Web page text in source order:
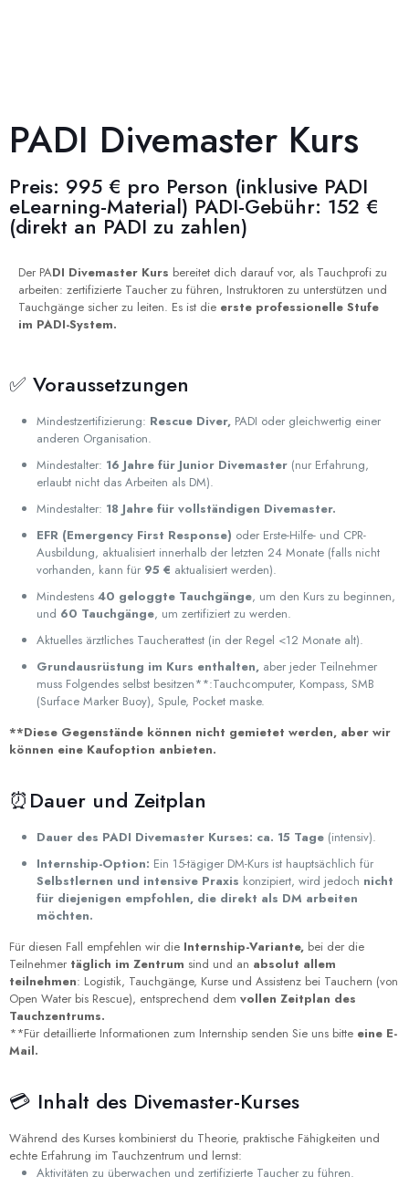
PADI Divemaster Kurs
Preis: 995 € pro Person (inklusive PADI
eLearning-Material) PADI-Gebühr: 152 €
(direkt an PADI zu zahlen)
Der PADI Divemaster Kurs bereitet dich darauf vor, als Tauchprofi zu
arbeiten: zertifizierte Taucher zu führen, Instruktoren zu unterstützen und
Tauchgänge sicher zu leiten. Es ist die erste professionelle Stufe
im PADI-System.
✅ Voraussetzungen
Mindestzertifizierung: Rescue Diver, PADI oder gleichwertig einer
anderen Organisation.
Mindestalter: 16 Jahre für Junior Divemaster (nur Erfahrung,
erlaubt nicht das Arbeiten als DM).
Mindestalter: 18 Jahre für vollständigen Divemaster.
EFR (Emergency First Response) oder Erste-Hilfe- und CPR-
Ausbildung, aktualisiert innerhalb der letzten 24 Monate (falls nicht
vorhanden, kann für 95 € aktualisiert werden).
Mindestens 40 geloggte Tauchgänge, um den Kurs zu beginnen,
und 60 Tauchgänge, um zertifiziert zu werden.
Aktuelles ärztliches Taucherattest (in der Regel <12 Monate alt).
Grundausrüstung im Kurs enthalten, aber jeder Teilnehmer
muss Folgendes selbst besitzen**:Tauchcomputer, Kompass, SMB
(Surface Marker Buoy), Spule, Pocket maske.
**Diese Gegenstände können nicht gemietet werden, aber wir
können eine Kaufoption anbieten.
⏰Dauer und Zeitplan
Dauer des PADI Divemaster Kurses: ca. 15 Tage (intensiv).
Internship-Option: Ein 15-tägiger DM-Kurs ist hauptsächlich für
Selbstlernen und intensive Praxis konzipiert, wird jedoch nicht
für diejenigen empfohlen, die direkt als DM arbeiten
möchten.
Für diesen Fall empfehlen wir die Internship-Variante, bei der die
Teilnehmer täglich im Zentrum sind und an absolut allem
teilnehmen: Logistik, Tauchgänge, Kurse und Assistenz bei Tauchern (von
Open Water bis Rescue), entsprechend dem vollen Zeitplan des
Tauchzentrums.
**Für detaillierte Informationen zum Internship senden Sie uns bitte eine E-
Mail.
💳 Inhalt des Divemaster-Kurses
Während des Kurses kombinierst du Theorie, praktische Fähigkeiten und
echte Erfahrung im Tauchzentrum und lernst:
Aktivitäten zu überwachen und zertifizierte Taucher zu führen.